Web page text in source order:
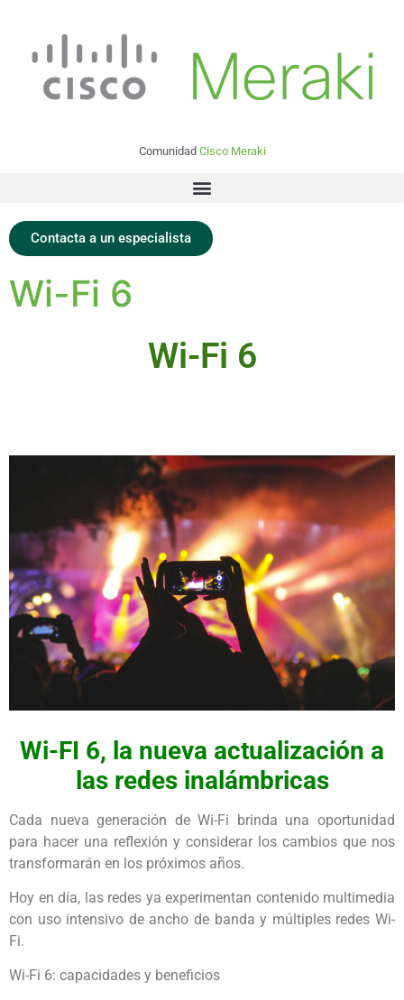
Comunidad Cisco Meraki
Contacta a un especialista
Wi-Fi 6
Wi-Fi 6
Wi-FI 6, la nueva actualización a
las redes inalámbricas
Cada nueva generación de Wi-Fi brinda una oportunidad
para hacer una reflexión y considerar los cambios que nos
transformarán en los próximos años.
Hoy en día, las redes ya experimentan contenido multimedia
con uso intensivo de ancho de banda y múltiples redes Wi-
Fi.
Wi-Fi 6: capacidades y beneficios